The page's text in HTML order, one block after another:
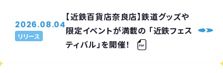
2026.08.04
リリース
【近鉄百貨店奈良店】鉄道グッズや
限定イベントが満載の 「近鉄フェス
ティバル」を開催！